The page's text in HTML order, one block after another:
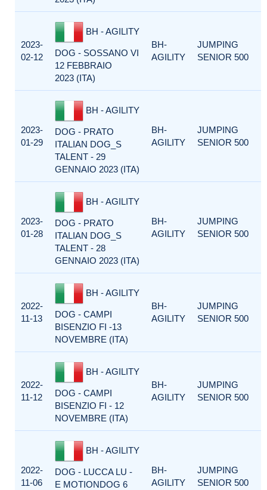
2023-
02-12
BH - AGILITY
DOG - SOSSANO VI
12 FEBBRAIO
2023 (ITA)
BH-
AGILITY
JUMPING
SENIOR 500
2023-
01-29
BH - AGILITY
DOG - PRATO
ITALIAN DOG_S
TALENT - 29
GENNAIO 2023 (ITA)
BH-
AGILITY
JUMPING
SENIOR 500
2023-
01-28
BH - AGILITY
DOG - PRATO
ITALIAN DOG_S
TALENT - 28
GENNAIO 2023 (ITA)
BH-
AGILITY
JUMPING
SENIOR 500
2022-
11-13
BH - AGILITY
DOG - CAMPI
BISENZIO FI -13
NOVEMBRE (ITA)
BH-
AGILITY
JUMPING
SENIOR 500
2022-
11-12
BH - AGILITY
DOG - CAMPI
BISENZIO FI - 12
NOVEMBRE (ITA)
BH-
AGILITY
JUMPING
SENIOR 500
2022-
11-06
BH - AGILITY
DOG - LUCCA LU -
E MOTIONDOG 6
BH-
AGILITY
JUMPING
SENIOR 500